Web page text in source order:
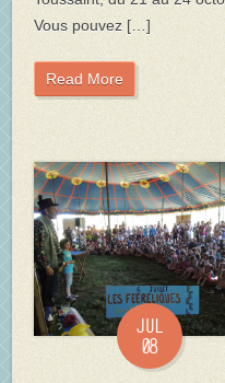
Vous pouvez […]
Read More
Jul
08